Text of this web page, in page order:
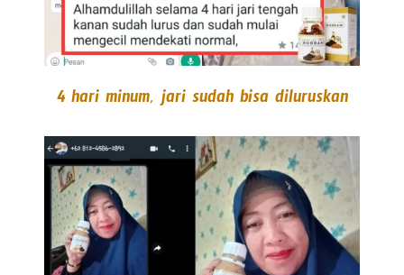
4 hari minum, jari sudah bisa diluruskan